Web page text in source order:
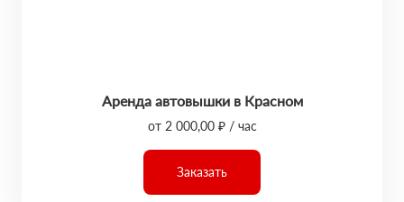
Аренда автовышки в Красном
от 2 000,00 ₽ / час
Заказать